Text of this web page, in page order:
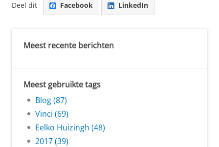
Deel dit Facebook LinkedIn
Meest recente berichten
Meest gebruikte tags
Blog (87)
Vinci (69)
Eelko Huizingh (48)
2017 (39)